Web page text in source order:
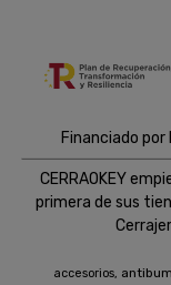
Financiado
CERRAOKEY
primera de sus
accesorios